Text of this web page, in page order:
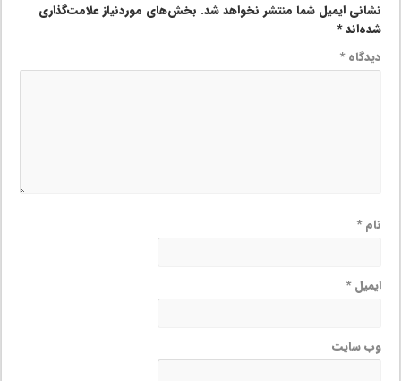
نشانی ایمیل شما منتشر نخواهد شد. بخش‌های موردنیاز علامت‌گذاری
شده‌اند*
دیدگاه*
نام*
ایمیل*
وب‌ سایت